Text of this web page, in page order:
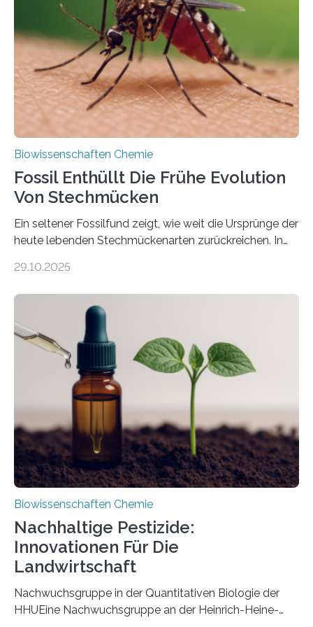
die noch heute in der Natur vorkommt: die
Süßwasseralge Coleochaetophyceae. Einige Arten
dieser Gruppe bilden aus Zellfäden dichte Geflechte
mit scheibenförmiger Gestalt. Was auffällig ist: Die
nächsten…
Biowissenschaften Chemie
Fossil Enthüllt Die Frühe Evolution
Von Stechmücken
Ein seltener Fossilfund zeigt, wie weit die Ursprünge der
heute lebenden Stechmückenarten zurückreichen. In
Forschende die bisher älteste bekannte Stechmücken-
Region Kachin in Myanmar und hat sich in
ausgezeichnetem Zustand erhalten. Es konnte als neue
Art einer neuen Gattung beschrieben werden und trägt
nun den Namen Cretosabethes primaevus. Dieser erste
fossile Nachweis einer Stechmückenlarve in Bernstein
stellt gleichzeitig den ersten Fossilfund einer
Mückenlarve aus dem Mesozoikum dar, denn…
29.10.2025
Biowissenschaften Chemie
Nachhaltige Pestizide:
Innovationen Für Die
Landwirtschaft
Nachwuchsgruppe in der Quantitativen Biologie der
HHUEine Nachwuchsgruppe an der Heinrich-Heine-